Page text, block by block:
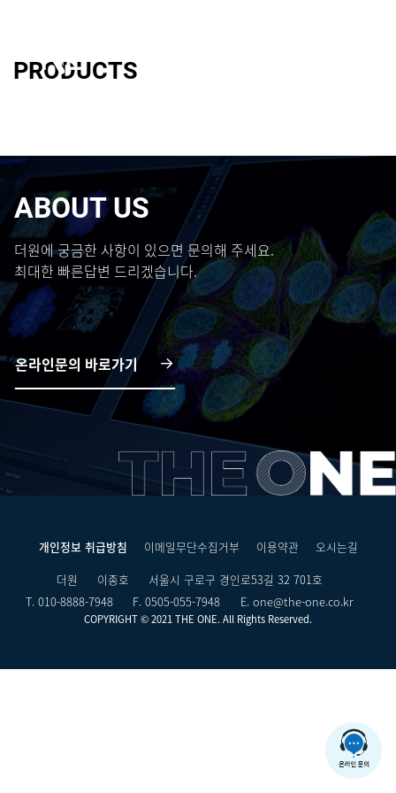
PRODUCTS
ABOUT US
더원에 궁금한 사항이 있으면 문의해 주세요.
최대한 빠른답변 드리겠습니다.
온라인문의 바로가기
개인정보 취급방침 이메일무단수집거부 이용약관
오시는길
더원
이종호
서울시 구로구 경인로53길 32 701호
T. 010-8888-7948
F. 0505-055-7948 E. one@the-one.co.kr
COPYRIGHT © 2021 THE ONE. All Rights Reserved.